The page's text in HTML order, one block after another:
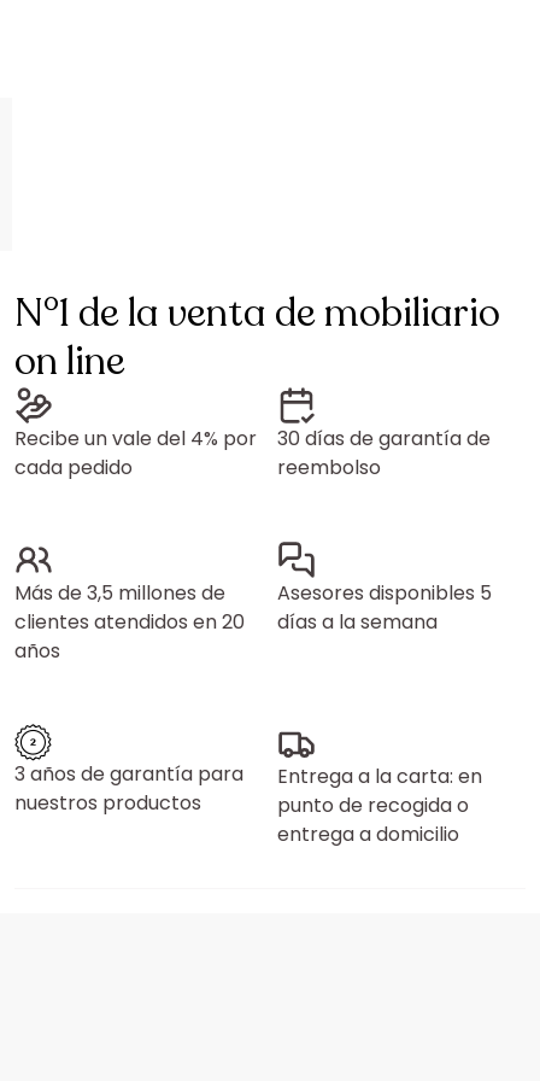
N°1 de la venta de mobiliario
on line
Recibe un vale del 4% por
cada pedido
30 días de garantía de
reembolso
Más de 3,5 millones de
clientes atendidos en 20
años
Asesores disponibles 5
días a la semana
3 años de garantía para
nuestros productos
Entrega a la carta: en
punto de recogida o
entrega a domicilio